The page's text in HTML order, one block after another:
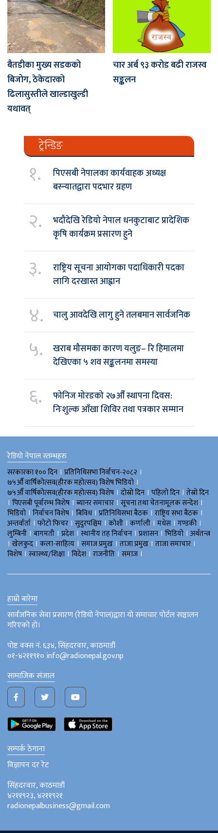
बैतडीका मुख्य सडकको
बिजोग, ठेकेदारको
ढिलासुस्तीले खाल्डाखुल्डी
यथावत्
चार अर्ब ९३ करोड बढी राजस्व
सङ्कलन
ट्रेन्डिङ
१.
पिएसबी नेपालका कार्यवाहक अध्यक्ष
बस्न्यातद्वारा पदभार ग्रहण
२.
भदौदेखि रेडियो नेपाल धनकुटाबाट प्रादेशिक
कृषि कार्यक्रम प्रसारण हुने
३.
राष्ट्रिय सूचना आयोगका पदाधिकारी पदका
लागि दरखास्त आह्वान
४. चालु आवदेखि लागु हुने तलबमान सार्वजनिक
५.
खराब मौसमका कारण यलुङ– रि हिमालमा
देखिएका ५ शव सङ्कलनमा समस्या
६.
फोनिज मोरङको २७औँ स्थापना दिवस:
निःशुल्क आँखा शिविर तथा पत्रकार सम्मान
रेडियो नेपाल स्तम्भहरु
सरकारका १०० दिन । प्रतिनिधिसभा निर्वाचन-२०८२ ।
७५औँ वार्षिकोत्सव(हीरक महोत्सव) विशेष भिडियाे ।
७५औँ वार्षिकोत्सव(हीरक महोत्सव) विशेष । दोस्रो दिन । पहिलो दिन । तेस्रो दिन
। पिएसबी पूर्वारम्भ विशेष । ब्यानर समाचार । सूचना तथा चेतनामूलक सन्देश ।
भिडियाे । निर्वाचन विशेष । बिविध। प्रतिनिधिसभा बैठक । राष्ट्रिय सभा बैठक ।
अन्तर्वार्ता । फोटो फिचर । सुदुरपश्चिम । काेशी । कर्णाली । मधेस । गण्डकी ।
लुम्बिनी । बागमती । प्रदेश । स्थानीय तह निर्वाचन । प्रशासन । भिडियो । अर्थतन्त्र
। खेलकुद । कला-साहित्य । समाज प्रमुख । ताजा प्रमुख । ताजा समाचार ।
विशेष । स्वास्थ्य/शिक्षा । विदेश । राजनीति । समाज ।
हाम्रो बारेमा
सार्वजनिक सेवा प्रसारण (रेडियो नेपाल)द्वारा यो समाचार पोर्टल सञ्चालन
गरिएको हो।
पोष्ट वक्स नं. ६३४, सिंहदरवार, काठमाडौं
०१-४२११९१० info@radionepal.gov.np
सामाजिक संजाल
सम्पर्क ठेगाना
विज्ञापन दर रेट
सिंहदरवार, काठमाडौं
४२११९२३, ४२११९२१
radionepalbusiness@gmail.com